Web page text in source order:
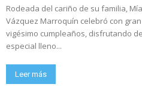
Rodeada del cariño de su familia,
Vázquez Marroquín celebró con
vigésimo cumpleaños, disfrutando
especial lleno...
Leer más